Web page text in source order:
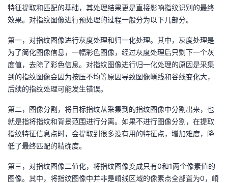
程
认
的
验
我
收
藏
支
声
议
特征提取和匹配的基础，其处理结果更是直接影响指纹识别的最终
效果。对指纹图像进行预处理的过程一般分为以下几部分。
第一，对指纹图像进行灰度处理和归一化处理。其中，灰度处理是
为了简化图像信息，一幅彩色图像，经过灰度处理后只剩下一个灰
度值，去除了彩色信息。对指纹图像进行归一化处理的原因是采集
到的指纹图像会因为按压不均等原因导致图像嵴线和谷线变化大，
后续的指纹处理可能发生错误。
第二，图像分割，将目标指纹从采集到的指纹图像中分割出来，也
就是指将指纹和背景范围进行分离。如果不进行图像分割，在提取
指纹特征信息点时，会提取到很多没有用的特征点，增加难度，降
低了最终匹配的精确度。
第三，对指纹图像二值化，将指纹图像变成只有0和1两个像素值的
图像。其中，将指纹图像中并非是嵴线区域的像素点全部置为0，嵴